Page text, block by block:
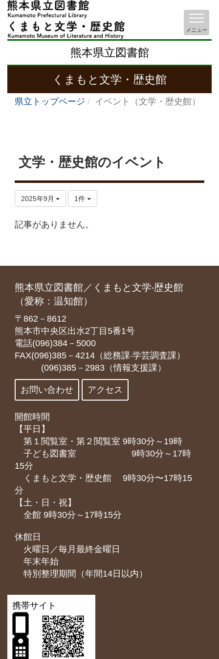
熊本県立図書館
くまもと文学・歴史館
メニュー
県立トップページ イベント（文学・歴史館）
文学・歴史館のイベント
2025年9月 1件
記事がありません。
熊本県立図書館／くまもと文学‧歴史館
（愛称：温知館）
〒862－8612
熊本市中央区出水2丁目5番1号
電話(096)384－5000
FAX(096)385－4214（総務課‧学芸調査課）
(096)385－2983（情報支援課）
お問い合わせ アクセス
開館時間
【平日】
第１閲覧室・第２閲覧室 9時30分～19時
子ども図書室 9時30分～17時
15分
くまもと⽂学・歴史館 9時30分〜17時15
分
【土・日・祝】
全館 9時30分～17時15分
休館日
火曜日／毎月最終金曜日
年末年始
特別整理期間（年間14日以内）
携帯サイト